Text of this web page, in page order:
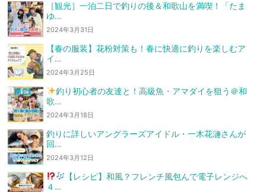
［観光］一泊二日で釣りの後＆和歌山を満喫！「たま
ゆ…
2024年3月31日
【春の服装】花粉対策も！春に快適に釣りを楽しむア
イ…
2024年3月25日
釣り初心者の友達と！高級魚・アマダイを狙う ＠和
歌…
2024年3月18日
釣りに詳しいアングラーズアイドル・一木花漣さんが
回…
2024年3月12日
【レシピ】和風？フレンチ風包んで電子レンジへ
４…